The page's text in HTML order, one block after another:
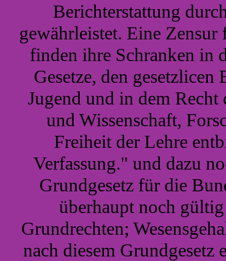
Berichterstattung
gewährleistet. Eine
finden ihre Schranken in
Gesetze, den
Jugend und in dem
und Wissenschaft,
Freiheit der Lehre
Verfassung." und dazu
Grundgesetz für die
überhaupt noch
Grundrechten;
nach diesem Grundgesetz